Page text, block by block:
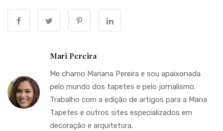
Mari Pereira
Me chamo Mariana Pereira e sou apaixonada
pelo mundo dos tapetes e pelo jornalismo.
Trabalho com a edição de artigos para a Mana
Tapetes e outros sites especializados em
decoração e arquitetura.